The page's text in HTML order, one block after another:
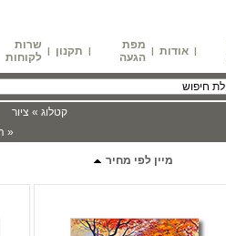
| אודות |
מפת
הגעה
| תקנון |
שרות
לקוחות
קטלוג » ציור
«
מיין לפי מחיר